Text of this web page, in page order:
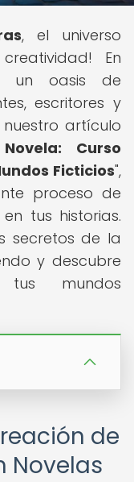
, el universo
En
un oasis de
escritores y
artículo
Curso
Ficticios",
proceso de
tus historias.
secretos de la
y descubre
mundos
de
Novelas